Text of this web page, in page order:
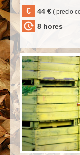
€ 44 € ( precio
8 hores